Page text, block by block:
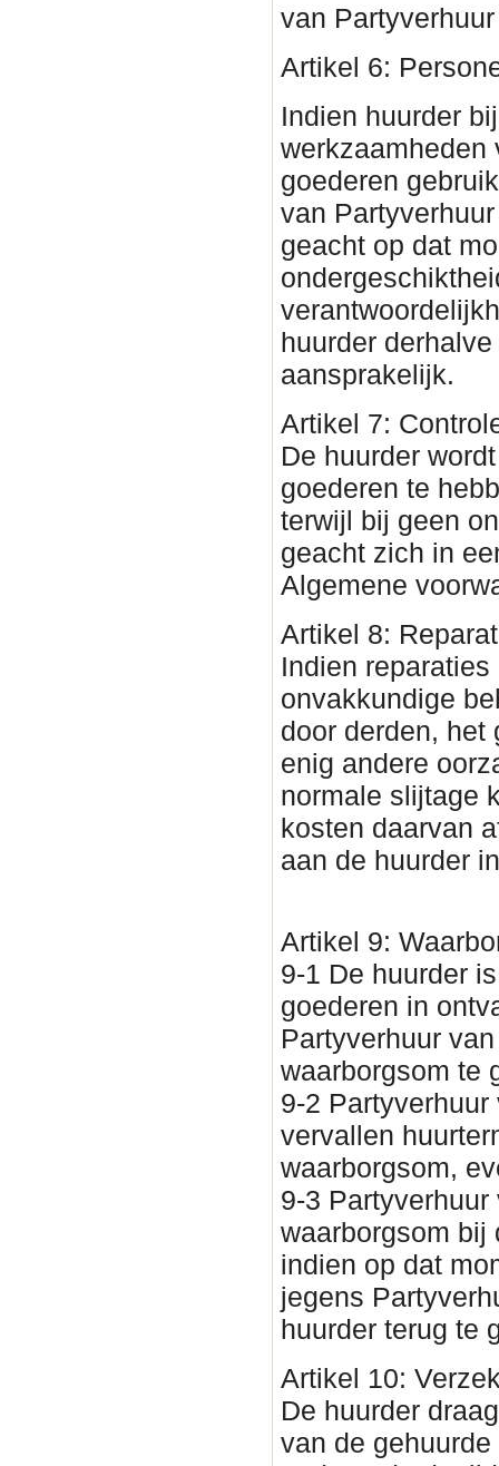
van
Artikel 6:
Indien huurder
werkzaamheden
goederen
van
geacht op dat
huurder
aansprakelijk.
Artikel 7:
De huurder
goederen te
terwijl bij geen
geacht zich in
Algemene
Artikel 8:
Indien
onvakkundige
door derden, het
enig andere
normale slijtage
kosten daarvan
aan de huurder
Artikel 9:
9-1 De huurder
goederen in
Partyverhuur
waarborgsom te
9-2
vervallen
waarborgsom,
9-3
waarborgsom bij
indien op dat
jegens
huurder terug te
Artikel 10:
De huurder
van de